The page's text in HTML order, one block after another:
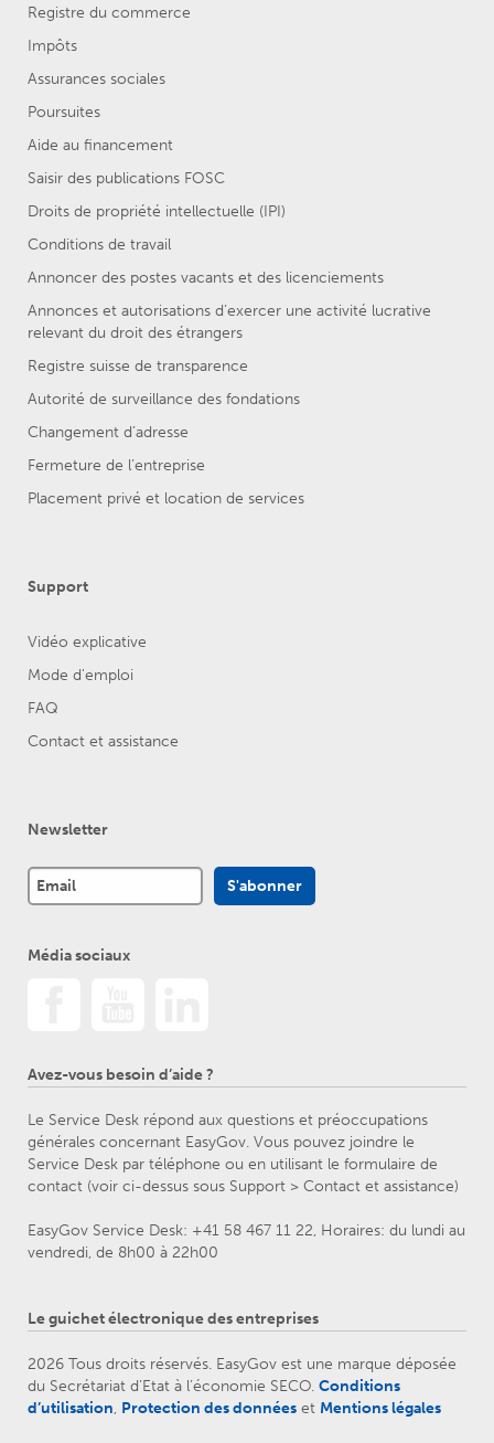
Registre du commerce
Impôts
Assurances sociales
Poursuites
Aide au financement
Saisir des publications FOSC
Droits de propriété intellectuelle (IPI)
Conditions de travail
Annoncer des postes vacants et des licenciements
Annonces et autorisations d’exercer une activité lucrative
relevant du droit des étrangers
Registre suisse de transparence
Autorité de surveillance des fondations
Changement d’adresse
Fermeture de l’entreprise
Placement privé et location de services
Support
Vidéo explicative
Mode d'emploi
FAQ
Contact et assistance
Newsletter
Média sociaux
Avez-vous besoin d’aide ?
Le Service Desk répond aux questions et préoccupations
générales concernant EasyGov. Vous pouvez joindre le
Service Desk par téléphone ou en utilisant le formulaire de
contact (voir ci-dessus sous Support > Contact et assistance)
EasyGov Service Desk: +41 58 467 11 22, Horaires: du lundi au
vendredi, de 8h00 à 22h00
Le guichet électronique des entreprises
2026 Tous droits réservés. EasyGov est une marque déposée
du Secrétariat d’Etat à l’économie SECO. Conditions
d’utilisation, Protection des données et Mentions légales